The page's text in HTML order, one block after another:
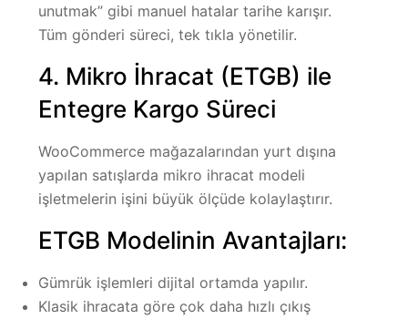
unutmak” gibi manuel hatalar tarihe karışır.
Tüm gönderi süreci, tek tıkla yönetilir.
4. Mikro İhracat (ETGB) ile
Entegre Kargo Süreci
WooCommerce mağazalarından yurt dışına
yapılan satışlarda mikro ihracat modeli
işletmelerin işini büyük ölçüde kolaylaştırır.
ETGB Modelinin Avantajları:
Gümrük işlemleri dijital ortamda yapılır.
Klasik ihracata göre çok daha hızlı çıkış